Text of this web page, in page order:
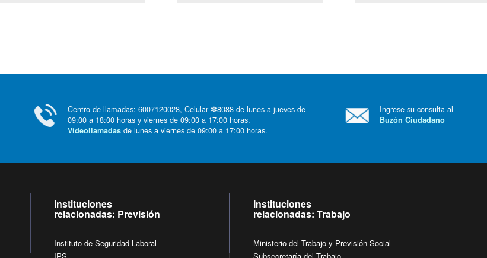
Centro de llamadas: 6007120028, Celular ✽8088 de lunes a jueves de
09:00 a 18:00 horas y viernes de 09:00 a 17:00 horas.
Videollamadas de lunes a viernes de 09:00 a 17:00 horas.
Ingrese su consulta al
Buzón Ciudadano
Instituciones
relacionadas: Previsión
Instituto de Seguridad Laboral
IPS
Instituciones
relacionadas: Trabajo
Ministerio del Trabajo y Previsión Social
Subsecretaría del Trabajo